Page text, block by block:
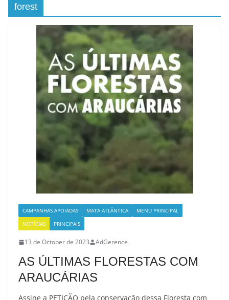
forest
CAMPANHAS APOIADAS MATA ATLÂNTICA
MENU PRINCIPAL
NOTÍCIAS
PRINCIPAIS
13 de October de 2023 AdGerence
AS ÚLTIMAS FLORESTAS COM
ARAUCÁRIAS
Assine a PETIÇÃO pela conservação dessa Floresta com